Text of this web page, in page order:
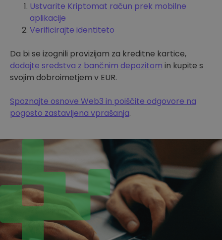
Ustvarite Kriptomat račun prek mobilne
aplikacije
Verificirajte identiteto
Da bi se izognili provizijam za kreditne kartice,
dodajte sredstva z bančnim depozitom in kupite s
svojim dobroimetjem v EUR.
Spoznajte osnove Web3 in poiščite odgovore na
pogosto zastavljena vprašanja.